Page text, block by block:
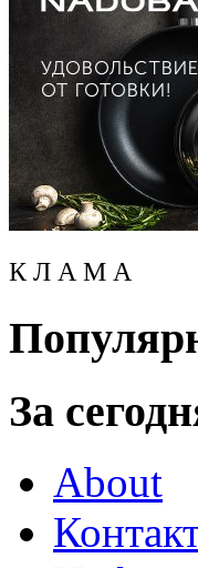
К Л А М А
За
About